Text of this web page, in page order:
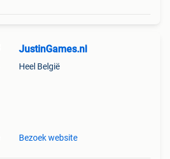
JustinGames.nl
Heel België
Bezoek website